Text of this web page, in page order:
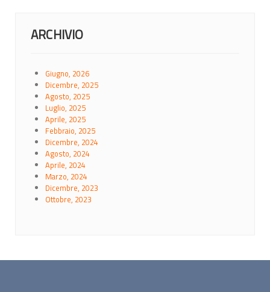
ARCHIVIO
Giugno, 2026
Dicembre, 2025
Agosto, 2025
Luglio, 2025
Aprile, 2025
Febbraio, 2025
Dicembre, 2024
Agosto, 2024
Aprile, 2024
Marzo, 2024
Dicembre, 2023
Ottobre, 2023